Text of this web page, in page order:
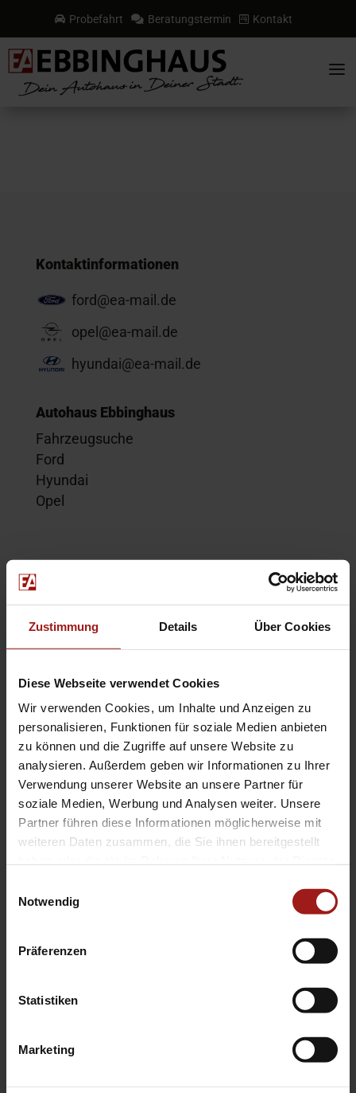
Zustimmung Details Über Cookies
Diese Webseite verwendet Cookies
Wir verwenden Cookies, um Inhalte und Anzeigen zu
personalisieren, Funktionen für soziale Medien anbieten
zu können und die Zugriffe auf unsere Website zu
analysieren. Außerdem geben wir Informationen zu Ihrer
Verwendung unserer Website an unsere Partner für
soziale Medien, Werbung und Analysen weiter. Unsere
Partner führen diese Informationen möglicherweise mit
weiteren Daten zusammen, die Sie ihnen bereitgestellt
Notwendig
Präferenzen
Statistiken
Marketing
 Probefahrt  Beratungstermin  Kontakt
a
Kontaktinformationen
ford@ea-mail.de
opel@ea-mail.de
hyundai@ea-mail.de
Autohaus Ebbinghaus
Fahrzeugsuche
Ford
Hyundai
Opel
Kontakt
Probefahrt
Service-Termin
EA Standorte
Ebbinghaus am Flughafen – Dortmund Sölde
Ebbinghaus am Tierpark – Dortmund Kirchhörde
Ebbinghaus Autozentrum – Dortmund Dorstfeld
Ebbinghaus Ford Store – Bochum
Ebbinghaus in Hamm
Ebbinghaus in Kamen
Ebbinghaus in Unna
Garantie